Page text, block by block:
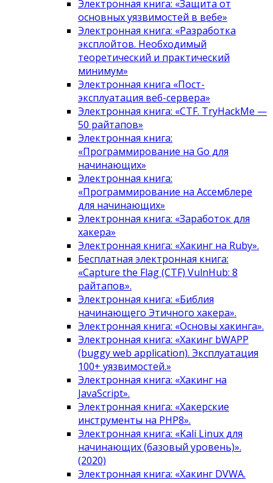
Электронная книга: «Защита от
основных уязвимостей в вебе»
Электронная книга: «Разработка
эксплойтов. Необходимый
теоретический и практический
минимум»
Электронная книга «Пост-
эксплуатация веб-сервера»
Электронная книга: «CTF. TryHackMe —
50 райтапов»
Электронная книга:
«Программирование на Go для
начинающих»
Электронная книга:
«Программирование на Ассемблере
для начинающих»
Электронная книга: «Заработок для
хакера»
Электронная книга: «Хакинг на Ruby».
Бесплатная электронная книга:
«Capture the Flag (CTF) VulnHub: 8
райтапов».
Электронная книга: «Библия
начинающего Этичного хакера».
Электронная книга: «Основы хакинга».
Электронная книга: «Хакинг bWAPP
(buggy web application). Эксплуатация
100+ уязвимостей.»
Электронная книга: «Хакинг на
JavaScript».
Электронная книга: «Хакерские
инструменты на PHP8».
Электронная книга: «Kali Linux для
начинающих (базовый уровень)».
(2020)
Электронная книга: «Хакинг DVWA.